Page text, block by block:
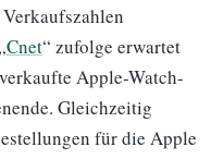
Cnet“ zufolge erwartet
Apple-Watch-
Gleichzeitig
für die Apple